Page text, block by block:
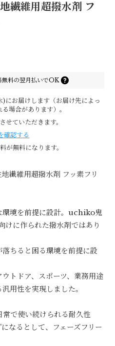
繊維用超撥水剤 フ
無料の翌月払いでOK
お届けします（お届け先によっ
場合があります）。
ていただきます。
確認する
無料になります。
繊維用超撥水剤 フッ素フリ
環境を前提に設計。uchiko鬼
に作られた撥水剤ではあり
ちると困る環境を前提に設
トドア、スポーツ、業務用途
用性を実現しました。
で使い続けられる耐久性
なるとして、フェーズフリー